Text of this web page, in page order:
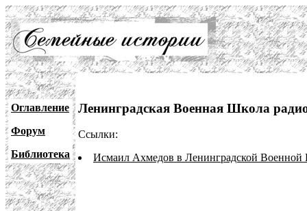
Оглавление
Форум
Библиотека
Ленинградская Военная Школа
Ссылки:
Исмаил Ахмедов в Ленинградской Военной